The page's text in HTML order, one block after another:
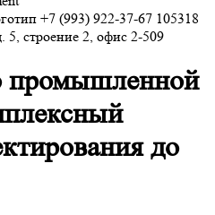
+7 (993) 922-37-67 105318
5, строение 2, офис 2-509
промышленной
до